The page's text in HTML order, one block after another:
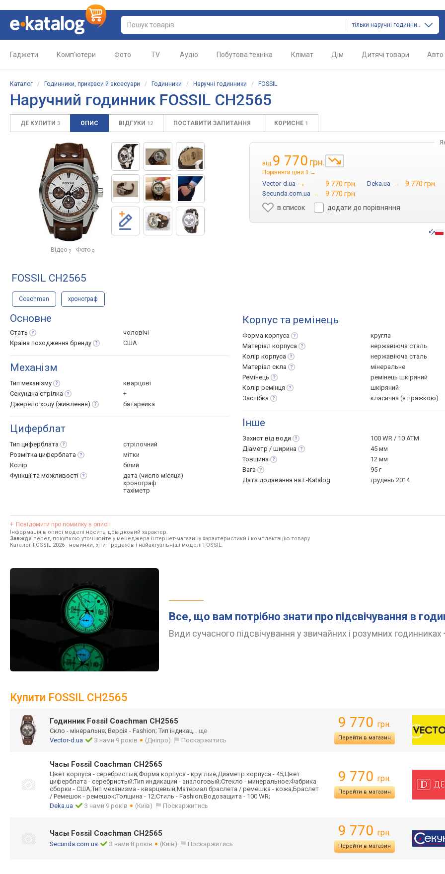
тільки наручні годинники
Гаджети Комп'ютери Фото TV Аудіо Побутова техніка Клімат Дім Дитячі товари Авто
Каталог / Годинники, прикраси й аксесуари / Годинники / Наручні годинники / FOSSIL
Наручний годинник FOSSIL CH2565
ДЕ КУПИТИ 3 ОПИС ВІДГУКИ 12 ПОСТАВИТИ ЗАПИТАННЯ КОРИСНЕ 1
Відео 2 Фото 9
від 9 770 грн.
Порівняти ціни 3 →
Vector-d.ua → 9 770 грн. Deka.ua → 9 770 грн.
Secunda.com.ua →
9 770 грн.
в список
додати до порівняння
FOSSIL CH2565
Coachman хронограф
Основне
Стать
чоловічі
Країна походження бренду США
Механізм
Тип механізму
кварцові
Секундна стрілка
+
Джерело ходу (живлення) батарейка
Циферблат
Тип циферблата
стрілочний
Розмітка циферблата
мітки
Колір
білий
Функції та можливості
дата (число місяця)
хронограф
тахіметр
Корпус та ремінець
Форма корпуса
кругла
Матеріал корпуса
нержавіюча сталь
Колір корпуса
нержавіюча сталь
Матеріал скла
мінеральне
Ремінець
ремінець шкіряний
Колір ремінця
шкіряний
Застібка
класична (з пряжкою)
Інше
Захист від води
100 WR / 10 ATM
Діаметр / ширина
45 мм
Товщина
12 мм
Вага
95 г
Дата додавання на E-Katalog
грудень 2014
Повідомити про помилку в описі
Інформація в описі моделі носить довідковий характер.
Завжди перед покупкою уточнюйте у менеджера інтернет-магазину характеристики і комплектацію товару
Каталог FOSSIL 2026 - новинки, хіти продажів і найактуальніші моделі FOSSIL.
Все, що вам потрібно знати про підсвічування в
Види сучасного підсвічування у звичайних і розумних годинниках
Купити FOSSIL CH2565
Годинник Fossil Coachman CH2565
Скло - мінеральне; Версія - Fashion; Тип індикац... ще
Vector-d.ua
З нами 9 років (Дніпро) Поскаржитись
9 770 грн.
Перейти в магазин
Часы Fossil Coachman CH2565
Цвет корпуса - серебристый;Форма корпуса - круглые;Диаметр корпуса - 45;Цвет
циферблата - серебристый;Тип индикации - аналоговый;Стекло - минеральное;Фабрика
сборки - США;Тип механизма - кварцевый;Материал браслета / ремешка - кожа;Браслет
/ Ремешок - ремешок;Толщина - 12;Стиль - Fashion;Водозащита - 100 WR;
Deka.ua
З нами 9 років (Київ) Поскаржитись
9 770 грн.
Перейти в магазин
Часы Fossil Coachman CH2565
Secunda.com.ua З нами 8 років (Київ) Поскаржитись
9 770 грн.
Перейти в магазин